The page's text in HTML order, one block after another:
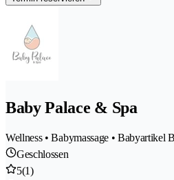
Baby Palace & Spa
Wellness • Babymassage • Babyartikel
Geschlossen
5(1)